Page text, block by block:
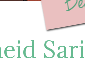
Sari